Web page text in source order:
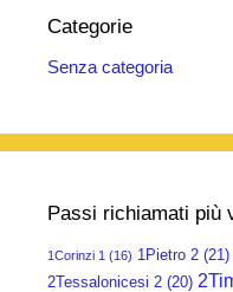
Categorie
Senza categoria
Passi richiamati più
1Corinzi 1 (16) 1Pietro 2 (21)
2Tessalonicesi 2 (20)